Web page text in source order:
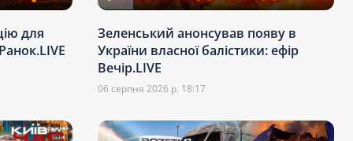
для
Зеленський анонсував появу в
України власної балістики: ефір
Вечір.LIVE
06 серпня 2026 р. 18:17